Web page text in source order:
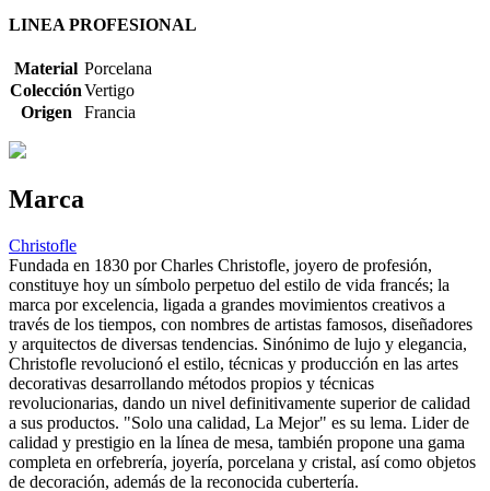
LINEA PROFESIONAL
Material Porcelana
ColecciónVertigo
Origen
Francia
Marca
Christofle
Fundada en 1830 por Charles Christofle, joyero de profesión,
constituye hoy un símbolo perpetuo del estilo de vida francés; la
marca por excelencia, ligada a grandes movimientos creativos a
través de los tiempos, con nombres de artistas famosos, diseñadores
y arquitectos de diversas tendencias. Sinónimo de lujo y elegancia,
Christofle revolucionó el estilo, técnicas y producción en las artes
decorativas desarrollando métodos propios y técnicas
revolucionarias, dando un nivel definitivamente superior de calidad
a sus productos. "Solo una calidad, La Mejor" es su lema. Lider de
calidad y prestigio en la línea de mesa, también propone una gama
completa en orfebrería, joyería, porcelana y cristal, así como objetos
de decoración, además de la reconocida cubertería.